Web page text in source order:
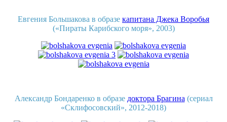
Евгения Большакова в образе капитана Джека Воробья
(«Пираты Карибского моря», 2003)
Александр Бондаренко в образе доктора Брагина (сериал
«Склифосовский», 2012-2018)